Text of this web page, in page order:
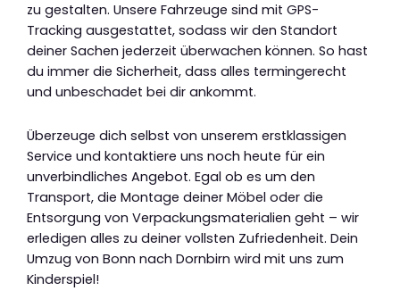
zu gestalten. Unsere Fahrzeuge sind mit GPS-
Tracking ausgestattet, sodass wir den Standort
deiner Sachen jederzeit überwachen können. So hast
du immer die Sicherheit, dass alles termingerecht
und unbeschadet bei dir ankommt.
Überzeuge dich selbst von unserem erstklassigen
Service und kontaktiere uns noch heute für ein
unverbindliches Angebot. Egal ob es um den
Transport, die Montage deiner Möbel oder die
Entsorgung von Verpackungsmaterialien geht – wir
erledigen alles zu deiner vollsten Zufriedenheit. Dein
Umzug von Bonn nach Dornbirn wird mit uns zum
Kinderspiel!